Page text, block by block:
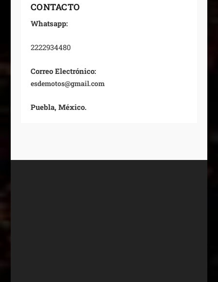
CONTACTO
Whatsapp:
2222934480
Correo Electrónico:
esdemotos@gmail.com
Puebla, México.